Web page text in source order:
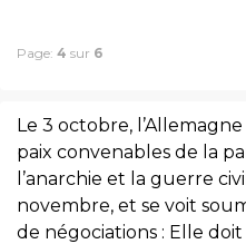
Page: 4 sur 6
Le 3 octobre,
paix convenables de la
l’anarchie et la guerre
novembre, et se voit
de négociations : Elle